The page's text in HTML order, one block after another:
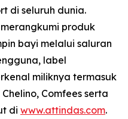
di seluruh dunia.
produk
bayi melalui saluran
label
miliknya termasuk
Comfees serta
di www.attindas.com.